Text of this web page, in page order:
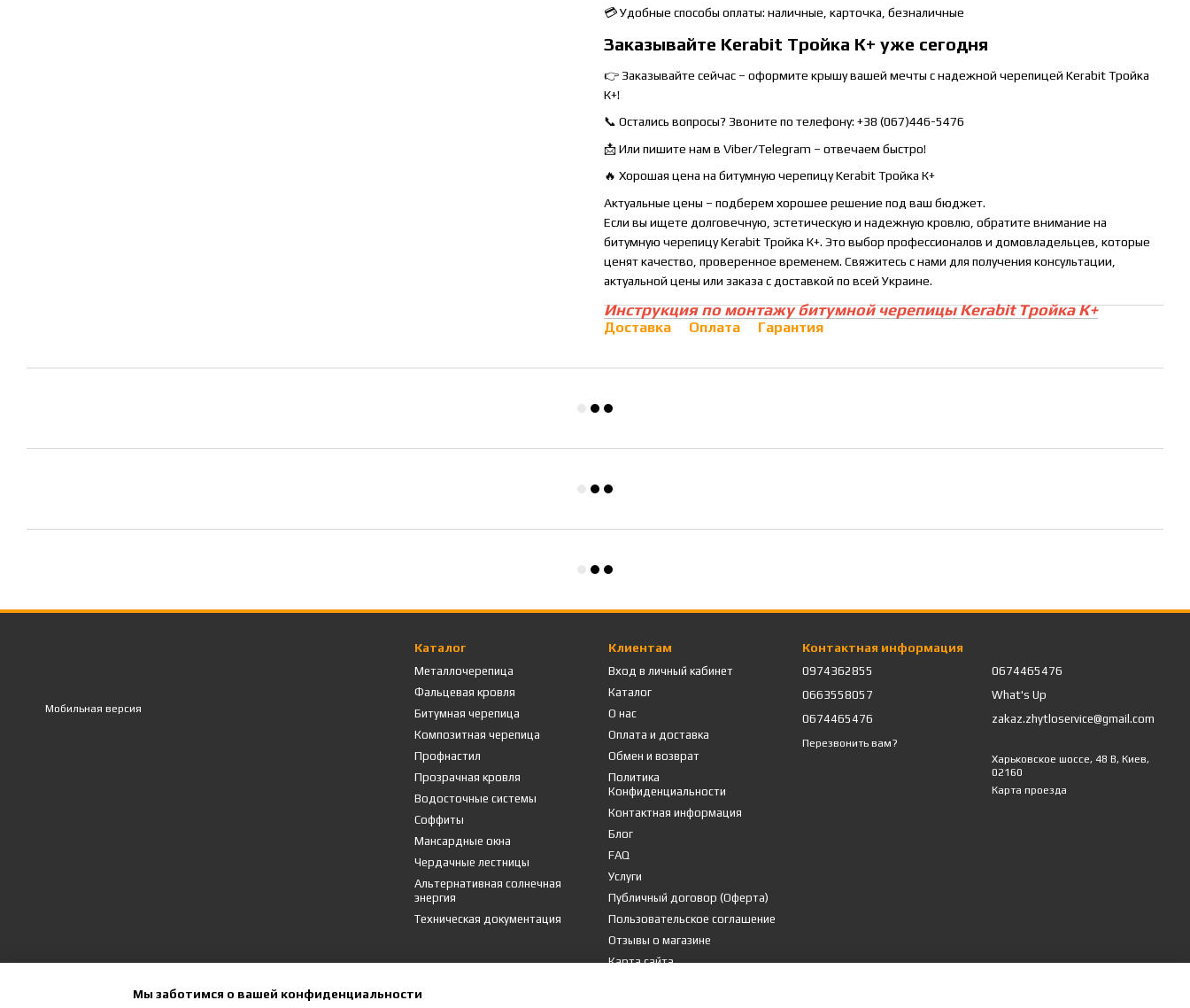
💳 Удобные способы оплаты: наличные, карточка, безналичные
Заказывайте Kerabit Тройка К+ уже сегодня
👉 Заказывайте сейчас – оформите крышу вашей мечты с надежной черепицей Kerabit Тройка
К+!
📞 Остались вопросы? Звоните по телефону: +38 (067)446-5476
📩 Или пишите нам в Viber/Telegram – отвечаем быстро!
🔥 Хорошая цена на битумную черепицу Kerabit Тройка К+
Актуальные цены – подберем хорошее решение под ваш бюджет.
Если вы ищете долговечную, эстетическую и надежную кровлю, обратите внимание на
битумную черепицу Kerabit Тройка К+. Это выбор профессионалов и домовладельцев, которые
ценят качество, проверенное временем. Свяжитесь с нами для получения консультации,
актуальной цены или заказа с доставкой по всей Украине.
Инструкция по монтажу битумной черепицы Kerabit Тройка К+
Доставка Оплата Гарантия
Мобильная версия
Каталог
Металлочерепица
Фальцевая кровля
Битумная черепица
Композитная черепица
Профнастил
Прозрачная кровля
Водосточные системы
Соффиты
Мансардные окна
Чердачные лестницы
Альтернативная солнечная
энергия
Техническая документация
Клиентам
Вход в личный кабинет
Каталог
О нас
Оплата и доставка
Обмен и возврат
Политика
Конфиденциальности
Контактная информация
Блог
FAQ
Услуги
Публичный договор (Оферта)
Пользовательское соглашение
Отзывы о магазине
Карта сайта
Контактная информация
0974362855
0663558057
0674465476
Перезвонить вам?
0674465476
What's Up
zakaz.zhytloservice@gmail.com
Харьковское шоссе, 48 В, Киев,
02160
Карта проезда
Мы заботимся о вашей конфиденциальности